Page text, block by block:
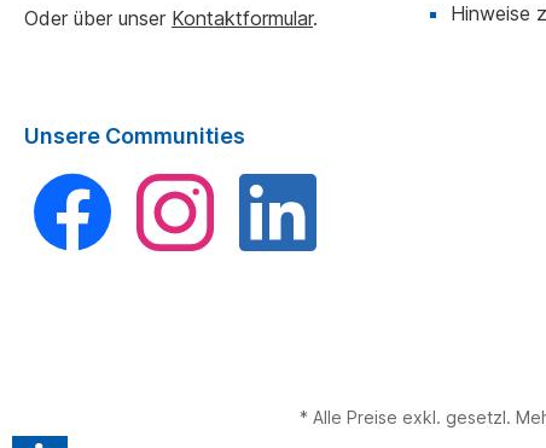
Oder über unser Kontaktformular.
Hinweise
Unsere Communities
Facebook Instagram LinkedIn
* Alle Preise exkl. gesetzl.